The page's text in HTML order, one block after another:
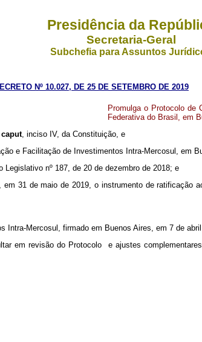
Presidência da
Secretaria-Geral
Subchefia para Assuntos
Nº 10.027, DE 25 DE SETEMBRO DE 2019
Promulga o Protocolo de
Federativa do Brasil, em
caput, inciso IV, da Constituição, e
e Facilitação de Investimentos Intra-Mercosul, em
nº 187, de 20 de dezembro de 2018; e
31 de maio de 2019, o instrumento de
Mercosul, firmado em Buenos Aires, em 7 de
em revisão do Protocolo e ajustes